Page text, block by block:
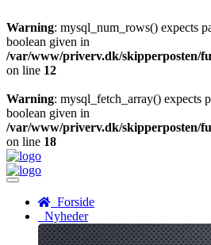
Warning: mysql_num_rows() expects
boolean given in
/var/www/priverv.dk/skipperposten/
on line 12
Warning: mysql_fetch_array() expects
boolean given in
/var/www/priverv.dk/skipperposten/
on line 18
Menu
Forside
Nyheder